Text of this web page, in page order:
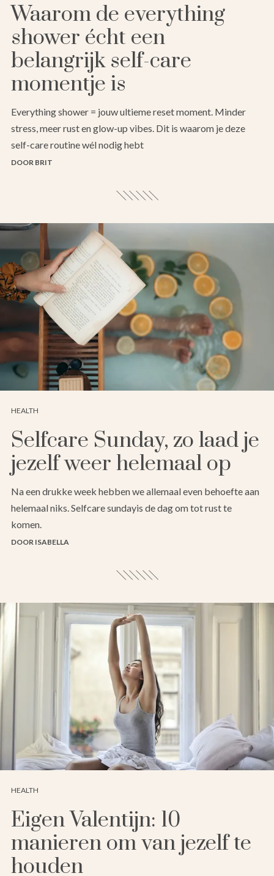
Waarom de everything
shower écht een
belangrijk self-care
momentje is
Everything shower = jouw ultieme reset moment. Minder
stress, meer rust en glow-up vibes. Dit is waarom je deze
self-care routine wél nodig hebt
DOOR BRIT
HEALTH
Selfcare Sunday, zo laad je
jezelf weer helemaal op
Na een drukke week hebben we allemaal even behoefte aan
helemaal niks. Selfcare sundayis de dag om tot rust te
komen.
DOOR ISABELLA
HEALTH
Eigen Valentijn: 10
manieren om van jezelf te
houden